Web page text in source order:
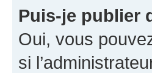
Puis-je publier
Oui, vous
si